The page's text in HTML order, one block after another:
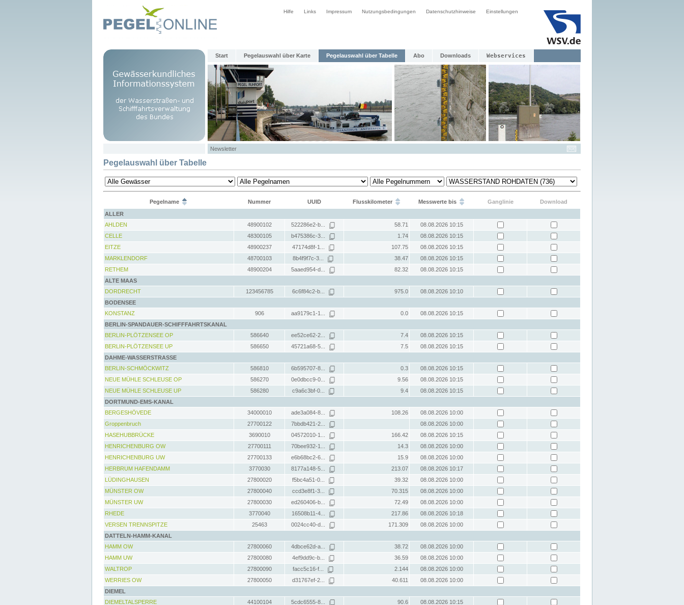
Hilfe Links Impressum Nutzungsbedingungen Datenschutzhinweise Einstellungen
Start Pegelauswahl über Karte Pegelauswahl über Tabelle Abo Downloads Webservices
Newsletter
Pegelauswahl über Tabelle
Pegelname Nummer UUID Flusskilometer Messwerte bis Ganglinie
Download
ALLER
AHLDEN
48900102 522286e2-b... 58.71
08.08.2026 10:15
CELLE
48300105 b475386c-3... 1.74
08.08.2026 10:15
EITZE
48900237 47174d8f-1... 107.75
08.08.2026 10:15
MARKLENDORF
48700103 8b4f9f7c-3... 38.47
08.08.2026 10:15
RETHEM
48900204 5aaed954-d... 82.32
08.08.2026 10:15
ALTE MAAS
DORDRECHT
123456785 6c6f84c2-b... 975.0
08.08.2026 10:10
BODENSEE
KONSTANZ
906 aa9179c1-1... 0.0
08.08.2026 10:15
BERLIN-SPANDAUER-SCHIFFFAHRTSKANAL
BERLIN-PLÖTZENSEE OP
586640 ee52ce62-2... 7.4
08.08.2026 10:15
BERLIN-PLÖTZENSEE UP
586650 45721a68-5... 7.5
08.08.2026 10:15
DAHME-WASSERSTRASSE
BERLIN-SCHMÖCKWITZ
586810 6b595707-8... 0.3
08.08.2026 10:15
NEUE MÜHLE SCHLEUSE OP
586270 0e0dbcc9-0... 9.56
08.08.2026 10:15
NEUE MÜHLE SCHLEUSE UP
586280 c9a6c3bf-0... 9.4
08.08.2026 10:15
DORTMUND-EMS-KANAL
BERGESHÖVEDE
34000010 ade3a084-8... 108.26
08.08.2026 10:00
Groppenbruch
27700122 7bbdb421-2...
08.08.2026 10:00
HASEHUBBRÜCKE
3690010 04572010-1... 166.42
08.08.2026 10:15
HENRICHENBURG OW
27700111 70bee932-1... 14.3
08.08.2026 10:00
HENRICHENBURG UW
27700133 e6b68bc2-6... 15.9
08.08.2026 10:00
HERBRUM HAFENDAMM
3770030 8177a148-5... 213.07
08.08.2026 10:17
LÜDINGHAUSEN
27800020 f5bc4a51-0... 39.32
08.08.2026 10:00
MÜNSTER OW
27800040 ccd3e8f1-3... 70.315
08.08.2026 10:00
MÜNSTER UW
27800030 ed260406-b... 72.49
08.08.2026 10:00
RHEDE
3770040 16508b11-4... 217.86
08.08.2026 10:18
VERSEN TRENNSPITZE
25463 0024cc40-d... 171.309
08.08.2026 10:00
DATTELN-HAMM-KANAL
HAMM OW
27800060 4dbce62d-a... 38.72
08.08.2026 10:00
HAMM UW
27800080 4ef9dd9c-b... 36.59
08.08.2026 10:00
WALTROP
27800090 facc5c16-f... 2.144
08.08.2026 10:00
WERRIES OW
27800050 d31767ef-2... 40.611
08.08.2026 10:00
DIEMEL
DIEMELTALSPERRE
44100104 5cdc6555-8... 90.6
08.08.2026 10:15